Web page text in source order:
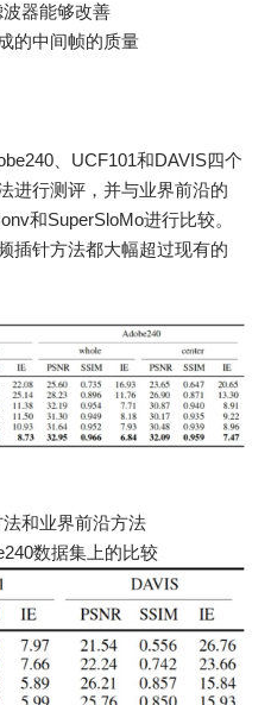
器能够改善
的中间帧的质量
、UCF101和DAVIS四个
进行测评，并与业界前沿的
和SuperSloMo进行比较。
插针方法都大幅超过现有的
和业界前沿方法
数据集上的比较